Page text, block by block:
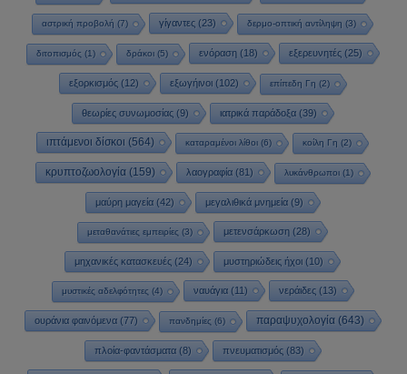
αστρική προβολή (7) γίγαντες (23) δερμο-οπτική αντίληψη (3)
διτοπισμός (1) δράκοι(5) ενόραση(18) εξερευνητές(25)
εξορκισμός(12) εξωγήινοι(102) επίπεδη Γη (2)
θεωρίες συνωμοσίας(9) ιατρικά παράδοξα(39)
ιπτάμενοι δίσκοι (564) καταραμένοι λίθοι (6) κοίλη Γη (2)
κρυπτοζωολογία(159) λαογραφία(81) λυκάνθρωποι(1)
μαύρη μαγεία(42) μεγαλιθικά μνημεία(9)
μεταθανάτιες εμπειρίες (3) μετενσάρκωση (28)
μηχανικές κατασκευές (24) μυστηριώδεις ήχοι (10)
μυστικές αδελφότητες (4) ναυάγια(11) νεράιδες(13)
ουράνια φαινόμενα(77) πανδημίες (6) παραψυχολογία(643)
πλοία-φαντάσματα(8) πνευματισμός(83)